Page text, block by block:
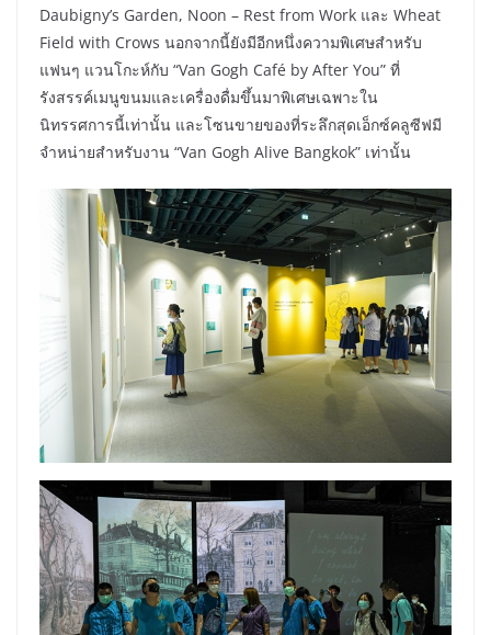
Daubigny’s Garden, Noon – Rest from Work และ Wheat
Field with Crows นอกจากนี้ยังมีอีกหนึ่งความพิเศษสำหรับ
แฟนๆ แวนโกะห์กับ “Van Gogh Café by After You” ที่
รังสรรค์เมนูขนมและเครื่องดื่มขึ้นมาพิเศษเฉพาะใน
นิทรรศการนี้เท่านั้น และโซนขายของที่ระลึกสุดเอ็กซ์คลูซีฟมี
จำหน่ายสำหรับงาน “Van Gogh Alive Bangkok” เท่านั้น